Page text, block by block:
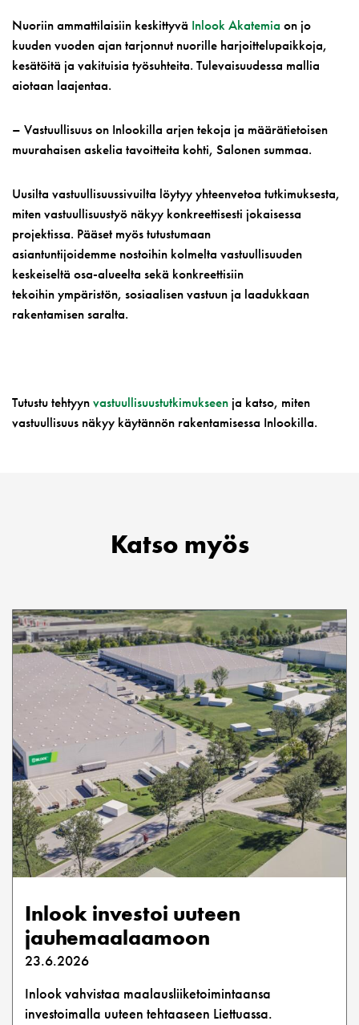
Nuoriin ammattilaisiin keskittyvä Inlook Akatemia on jo
kuuden vuoden ajan tarjonnut nuorille harjoittelupaikkoja,
kesätöitä ja vakituisia työsuhteita. Tulevaisuudessa mallia
aiotaan laajentaa.
– Vastuullisuus on Inlookilla arjen tekoja ja määrätietoisen
muurahaisen askelia tavoitteita kohti, Salonen summaa.
Uusilta vastuullisuussivuilta löytyy yhteenvetoa tutkimuksesta,
miten vastuullisuustyö näkyy konkreettisesti jokaisessa
projektissa. Pääset myös tutustumaan
asiantuntijoidemme nostoihin kolmelta vastuullisuuden
keskeiseltä osa-alueelta sekä konkreettisiin
tekoihin ympäristön, sosiaalisen vastuun ja laadukkaan
rakentamisen saralta.
Tutustu tehtyynvastuullisuustutkimukseen ja katso, miten
vastuullisuus näkyy käytännön rakentamisessa Inlookilla.
Katso myös
Inlook investoi uuteen
jauhemaalaamoon
23.6.2026
Inlook vahvistaa maalausliiketoimintaansa
investoimalla uuteen tehtaaseen Liettuassa.